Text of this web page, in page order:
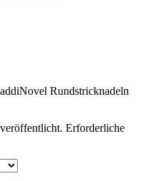
Rundstricknadeln
Erforderliche